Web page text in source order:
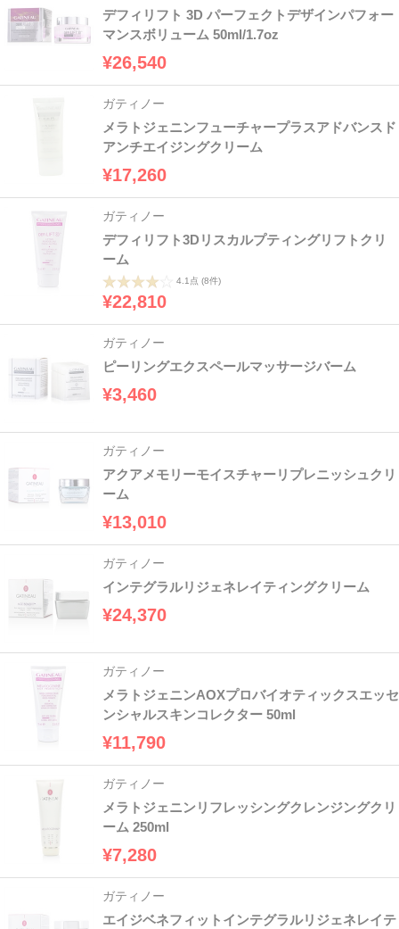
デフィリフト 3D パーフェクトデザインパフォー
マンスボリューム 50ml/1.7oz
¥26,540
ガティノー
メラトジェニンフューチャープラスアドバンスド
アンチエイジングクリーム
¥17,260
ガティノー
デフィリフト3Dリスカルプティングリフトクリ
ーム
4.1点 (8件)
¥22,810
ガティノー
ピーリングエクスペールマッサージバーム
¥3,460
ガティノー
アクアメモリーモイスチャーリプレニッシュクリ
ーム
¥13,010
ガティノー
インテグラルリジェネレイティングクリーム
¥24,370
ガティノー
メラトジェニンAOXプロバイオティックスエッセ
ンシャルスキンコレクター 50ml
¥11,790
ガティノー
メラトジェニンリフレッシングクレンジングクリ
ーム 250ml
¥7,280
ガティノー
エイジベネフィットインテグラルリジェネレイテ